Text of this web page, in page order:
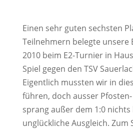
Einen sehr guten sechsten
Teilnehmern belegte unsere
2010 beim E2-Turnier in
Spiel gegen den TSV
Eigentlich mussten wir in
führen, doch ausser
sprang außer dem 1:0
unglückliche Ausgleich. Zum